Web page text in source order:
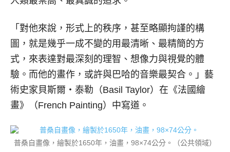
「對他來說，形式上的秩序，甚至略顯拘謹的構
圖，就是幾乎一成不變的用最清晰、最精簡的方
式，來表達對最深刻的理智、想像力與視覺的體
驗。而他的畫作，或許與巴哈的音樂最契合。」藝
術史家貝斯爾‧泰勒（Basil Taylor）在《法國繪
畫》（French Painting）中寫道。
普桑自畫像，繪製於1650年，油畫，98×74公分。（公共領域）